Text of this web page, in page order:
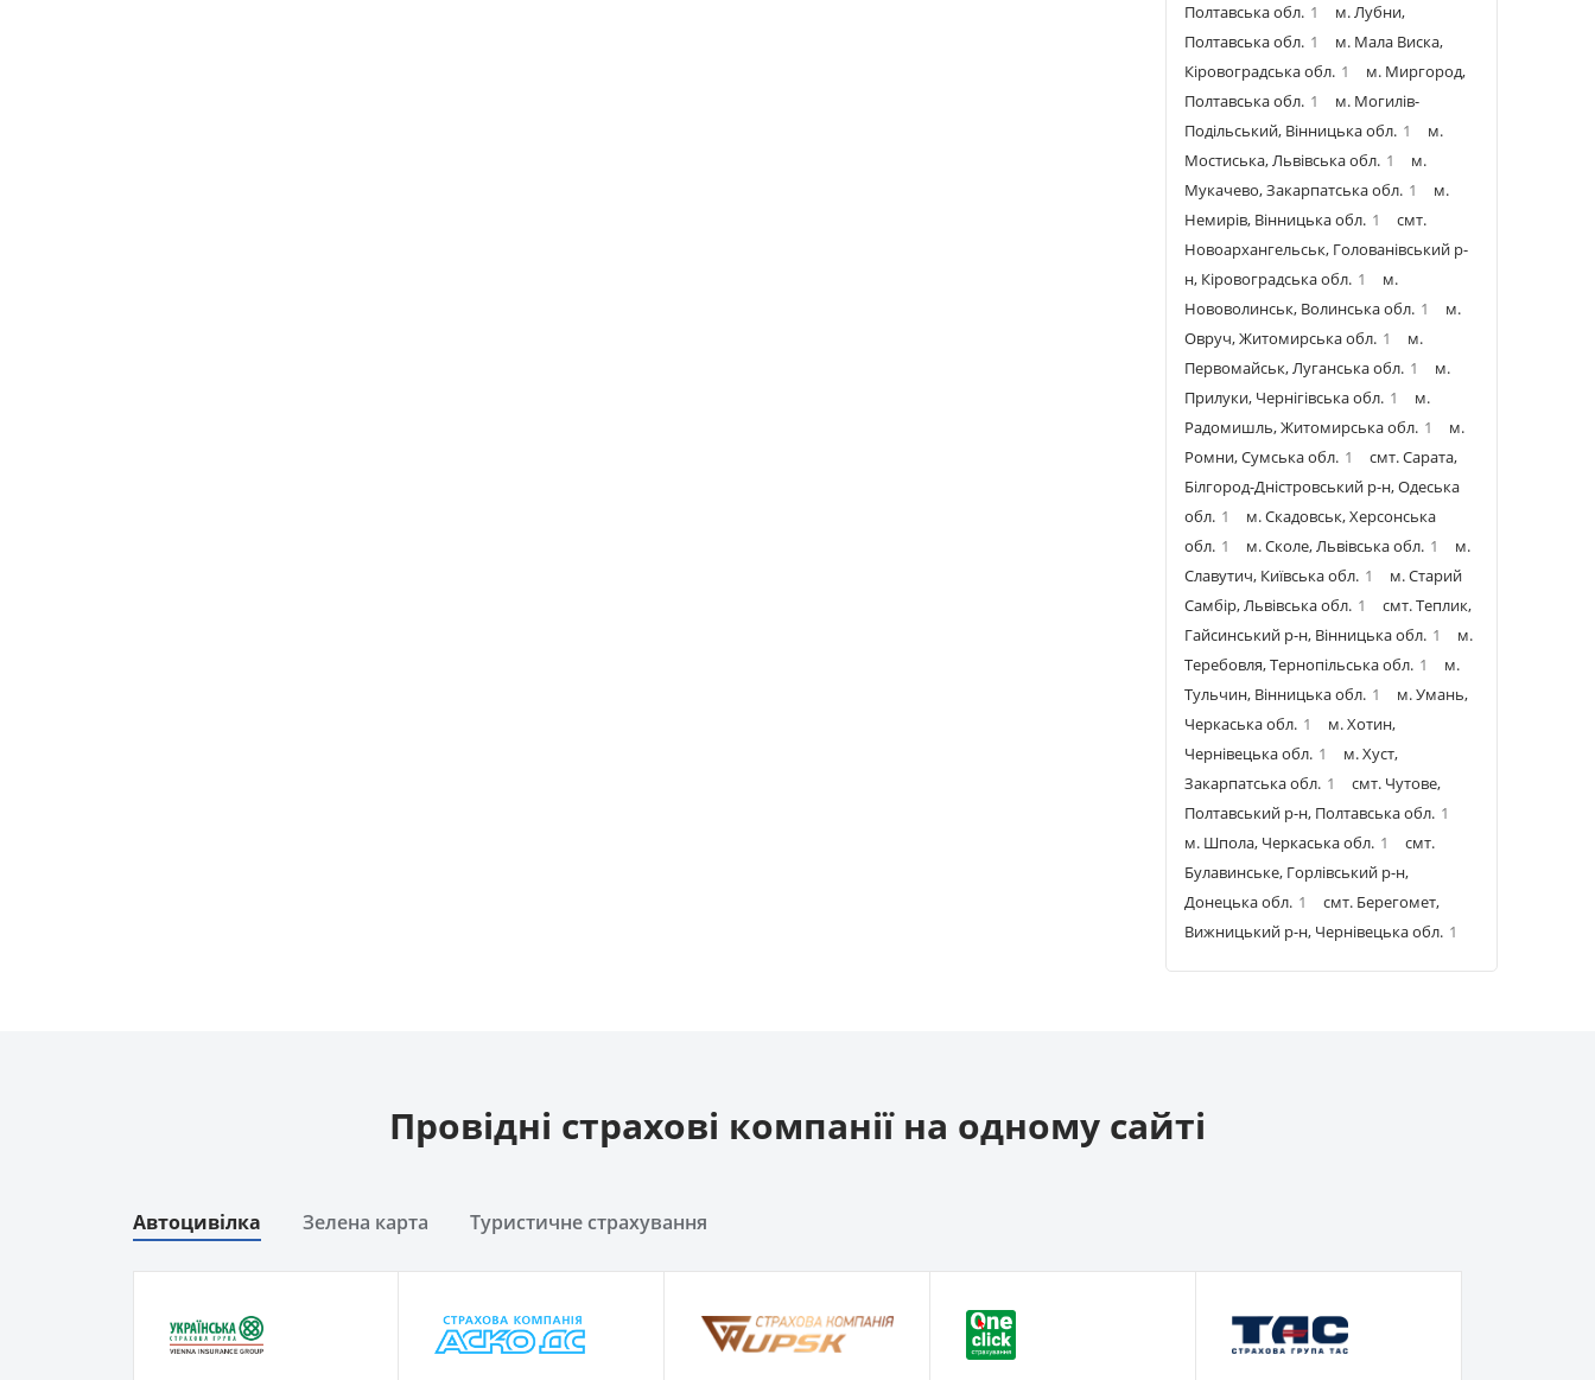
Полтавська обл. 1
м. Лубни,
Полтавська обл. 1
м. Мала Виска,
Кіровоградська обл. 1
м. Миргород,
Полтавська обл. 1
м. Могилів-
Подільський, Вінницька обл. 1
м.
Мостиська, Львівська обл. 1
м.
Мукачево, Закарпатська обл. 1
м.
Немирів, Вінницька обл. 1
смт.
Новоархангельськ, Голованівський р-
н, Кіровоградська обл. 1
м.
Нововолинськ, Волинська обл. 1
м.
Овруч, Житомирська обл. 1
м.
Первомайськ, Луганська обл. 1
м.
Прилуки, Чернігівська обл. 1
м.
Радомишль, Житомирська обл. 1
м.
Ромни, Сумська обл. 1
смт. Сарата,
Білгород-Дністровський р-н, Одеська
обл. 1
м. Скадовськ, Херсонська
обл. 1 м. Сколе, Львівська обл. 1
м.
Славутич, Київська обл. 1
м. Старий
Самбір, Львівська обл. 1
смт. Теплик,
Гайсинський р-н, Вінницька обл. 1
м.
Теребовля, Тернопільська обл. 1
м.
Тульчин, Вінницька обл. 1
м. Умань,
Черкаська обл. 1
м. Хотин,
Чернівецька обл. 1
м. Хуст,
Закарпатська обл. 1
смт. Чутове,
Полтавський р-н, Полтавська обл. 1
м. Шпола, Черкаська обл. 1
смт.
Булавинське, Горлівський р-н,
Донецька обл. 1
смт. Берегомет,
Вижницький р-н, Чернівецька обл. 1
Провідні страхові компанії на одному сайті
Автоцивілка Зелена карта Туристичне страхування